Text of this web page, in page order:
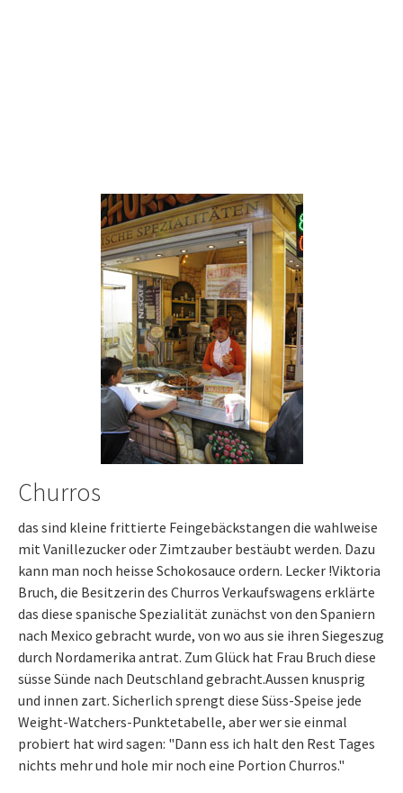
Churros
das sind kleine frittierte Feingebäckstangen die wahlweise
mit Vanillezucker oder Zimtzauber bestäubt werden. Dazu
kann man noch heisse Schokosauce ordern. Lecker !Viktoria
Bruch, die Besitzerin des Churros Verkaufswagens erklärte
das diese spanische Spezialität zunächst von den Spaniern
nach Mexico gebracht wurde, von wo aus sie ihren Siegeszug
durch Nordamerika antrat. Zum Glück hat Frau Bruch diese
süsse Sünde nach Deutschland gebracht.Aussen knusprig
und innen zart. Sicherlich sprengt diese Süss-Speise jede
Weight-Watchers-Punktetabelle, aber wer sie einmal
probiert hat wird sagen: "Dann ess ich halt den Rest Tages
nichts mehr und hole mir noch eine Portion Churros."